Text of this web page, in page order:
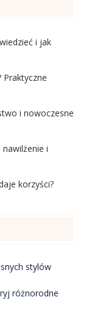
i jak
Praktyczne
i nowoczesne
i
korzyści?
stylów
różnorodne